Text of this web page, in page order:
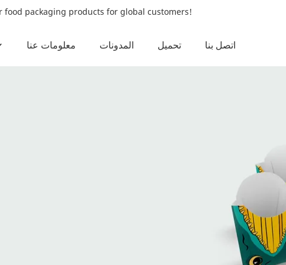
packaging products for global customers!
معلومات عنا المدونات تحميل اتصل بنا